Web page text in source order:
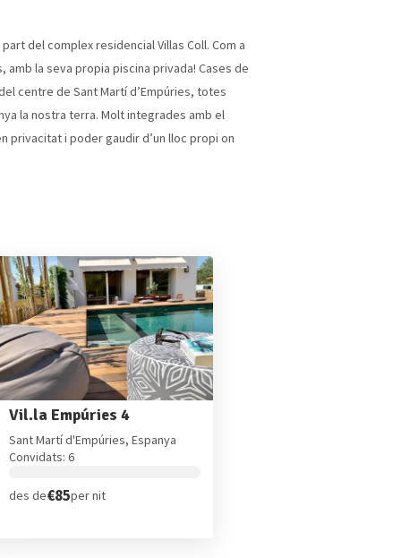
del complex residencial Villas Coll. Com a
amb la seva propia piscina privada! Cases de
centre de Sant Martí d’Empúries, totes
la nostra terra. Molt integrades amb el
privacitat i poder gaudir d’un lloc propi on
Vil.la Empúries 4
Sant Martí d'Empúries, Espanya
Convidats: 6
des de€85per nit